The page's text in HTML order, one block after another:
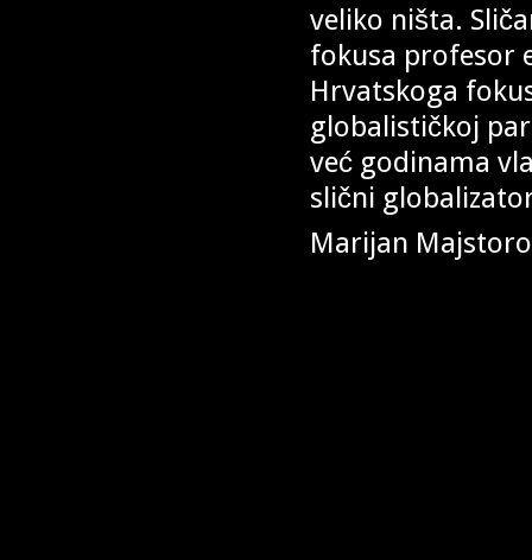
veliko ništa.
fokusa profesor
Hrvatskoga
globalističkoj
već godinama
slični
Marijan